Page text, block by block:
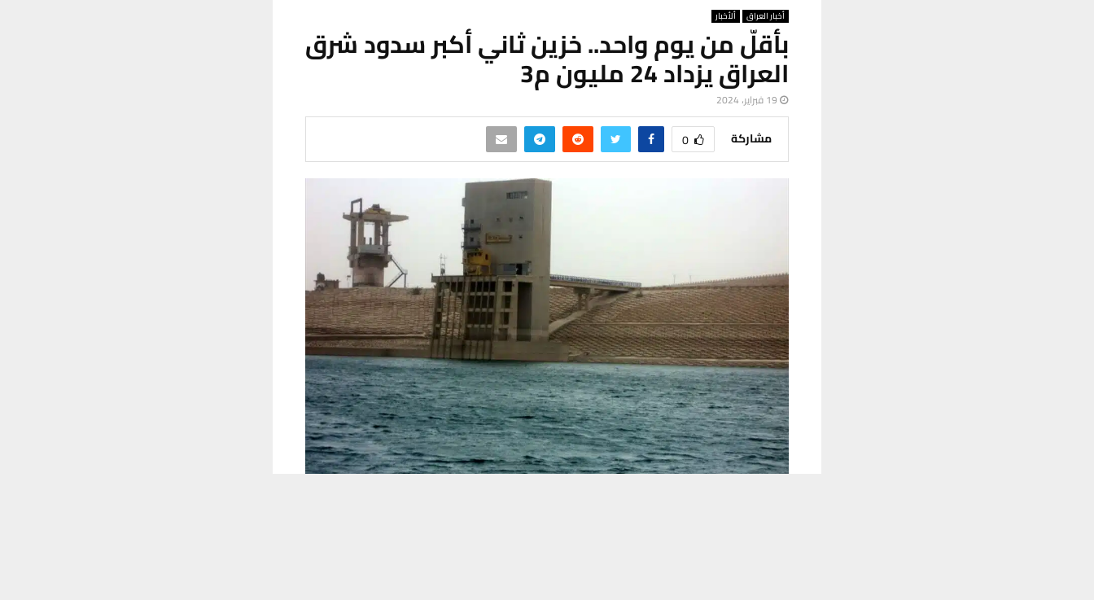
أخبار العراق ألأخبار
بأقلّ من يوم واحد.. خزين ثاني أكبر سدود شرق
العراق يزداد 24 مليون م3
19 فبراير، 2024
مشاركة 0